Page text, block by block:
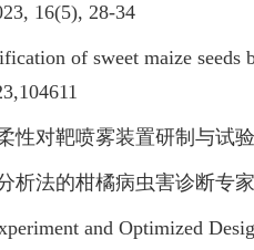
16(5), 28-34
of sweet maize seeds
性对靶喷雾装置研制与试验
析法的柑橘病虫害诊断专
and Optimized